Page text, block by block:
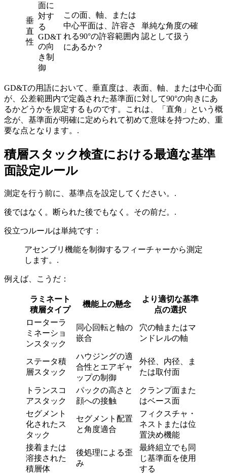
垂
直
性
面に
対す
る
GD&T
の向
き制
御
この面、軸、または
中心平面は、許容さ
れる90°の許容範囲内
にあるか？
単純な角度の確
認として扱う
GD&Tの用語において、垂直度は、表面、軸、または中心面
が、公差範囲内で定義された基準面に対して90°の向きにあ
るかどうかを規定するものです。これは、「直角」という概
念が、基準面が明確に定められて初めて意味を持つため、重
要な点となります。.
積層スタック検査における最適な基準
面設定ルール
測定を行う前に、基準点を設定してください。.
後ではなく。断られた後でもなく。その前だ。.
役立つルールは単純です：
アセンブリ機能を制御するフィーチャーから測定
します。.
例えば、こうだ：
ラミネート
積層タイプ
機能上の懸念
より適切な基準
点の選択
ローターラ
ミネーショ
ンスタック
同心回転と軸の
嵌合
穴の軸またはマ
ンドレルの軸
ステータ積
層スタック
ハウジングの適
合性とエアギャ
ップの制御
外径、内径、ま
たは取付面
トランスコ
アスタック
パックの高さと
顔への接触
クランプ面また
はベース面
セグメント
化されたス
タック
セグメント配置
と角度適合
フィクスチャ・
ネストまたは位
置決め機能
接着または
溶接された
積層体
後処理による歪
み
最終組立でも同
じ基準面を使用
する